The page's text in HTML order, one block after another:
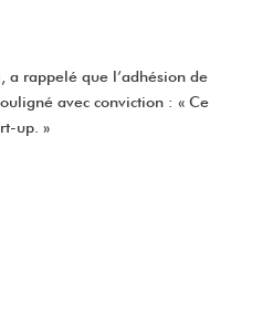
, a rappelé que l’adhésion de
avec conviction : « Ce
up. »